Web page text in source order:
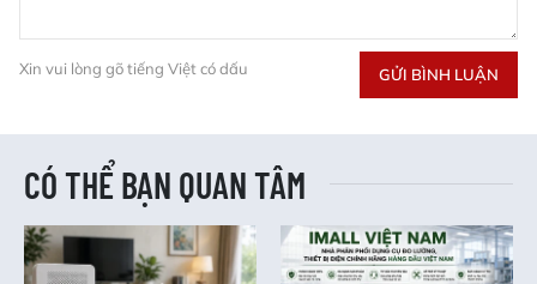
Xin vui lòng gõ tiếng Việt có dấu GỬI BÌNH LUẬN
CÓ THỂ BẠN QUAN TÂM